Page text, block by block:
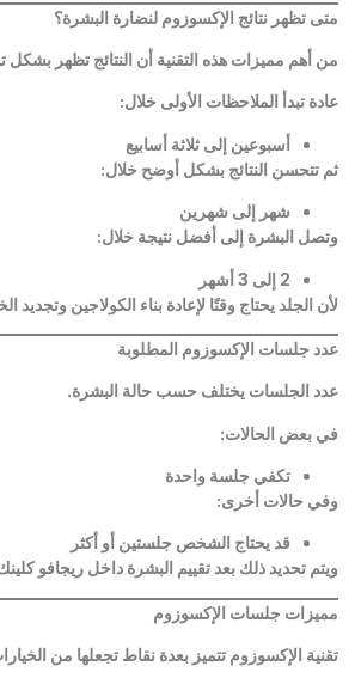
متى تظهر نتائج الإكسوزوم لنضارة البشرة؟
من أهم مميزات هذه التقنية أن النتائج تظهر
عادة تبدأ الملاحظات الأولى خلال:
أسبوعين إلى ثلاثة أسابيع
ثم تتحسن النتائج بشكل أوضح خلال:
شهر إلى شهرين
وتصل البشرة إلى أفضل نتيجة خلال:
2 إلى 3 أشهر
لأن الجلد يحتاج وقتًا لإعادة بناء الكولاجين وتجديد
عدد جلسات الإكسوزوم المطلوبة
عدد الجلسات يختلف حسب حالة البشرة.
في بعض الحالات:
تكفي جلسة واحدة
وفي حالات أخرى:
قد يحتاج الشخص جلستين أو أكثر
ويتم تحديد ذلك بعد تقييم البشرة داخل ريجافو
مميزات جلسات الإكسوزوم
تقنية الإكسوزوم تتميز بعدة نقاط تجعلها من